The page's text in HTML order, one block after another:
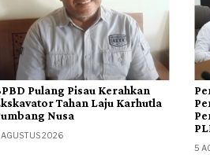
Pemkab Kotabaru Gelar
Pengembangan dan
Pemasangan Jaringan Listrik